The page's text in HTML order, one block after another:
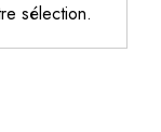
sélection.